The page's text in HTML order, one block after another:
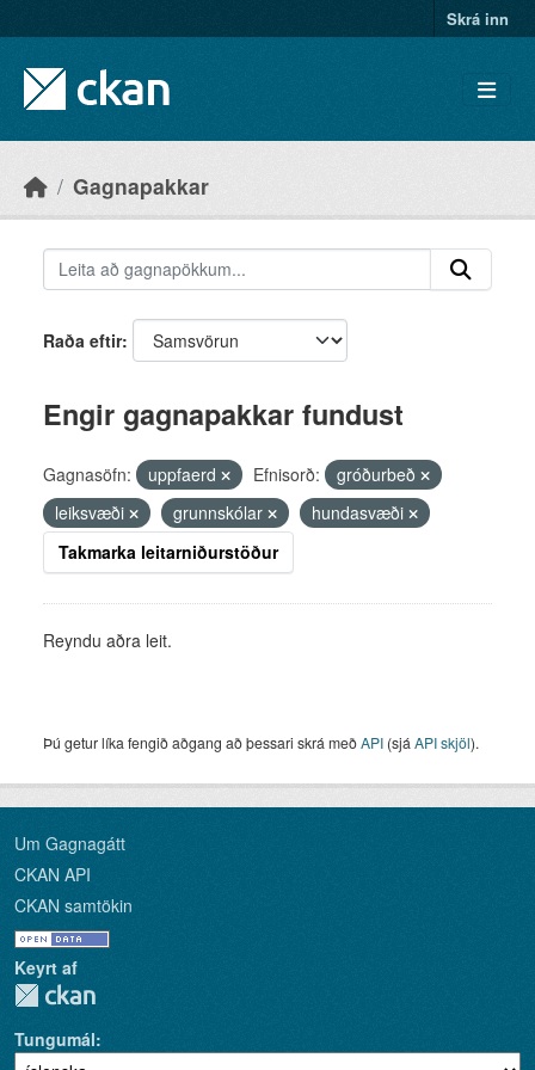
Skrá inn
Gagnapakkar
Raða eftir
Engir gagnapakkar fundust
Gagnasöfn: uppfaerd Efnisorð:
gróðurbeð
leiksvæði
grunnskólar
hundasvæði
Takmarka leitarniðurstöður
Reyndu aðra leit.
Þú getur líka fengið aðgang að þessari skrá meðAPI (sjá API skjöl).
Um Gagnagátt
CKAN API
CKAN samtökin
Keyrt af
Tungumál